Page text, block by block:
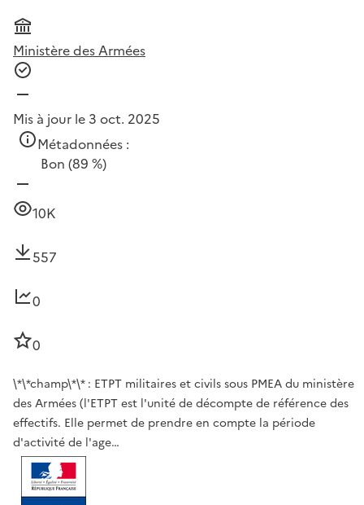
Ministère des Armées
Mis à jour le 3 oct. 2025
Métadonnées :
Bon (89 %)
10K
557
0
0
\*\*champ\*\* : ETPT militaires et civils sous PMEA du ministère
des Armées (l'ETPT est l'unité de décompte de référence des
effectifs. Elle permet de prendre en compte la période
d'activité de l'age…